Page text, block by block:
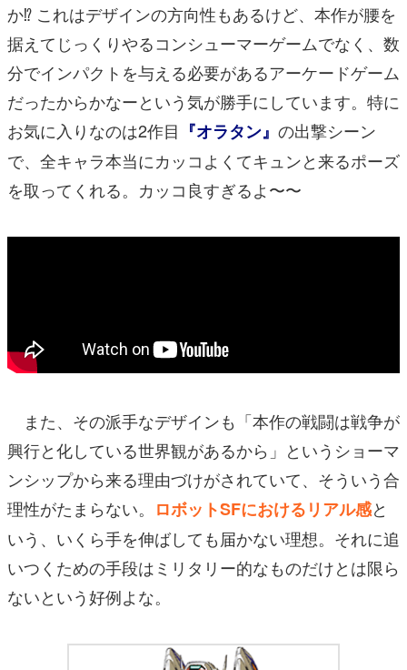
か⁉︎ これはデザインの方向性もあるけど、本作が腰を
据えてじっくりやるコンシューマーゲームでなく、数
分でインパクトを与える必要があるアーケードゲーム
だったからかなーという気が勝手にしています。特に
お気に入りなのは2作目 『オラタン』 の出撃シーン
で、全キャラ本当にカッコよくてキュンと来るポーズ
を取ってくれる。カッコ良すぎるよ〜〜
また、その派手なデザインも「本作の戦闘は戦争が
興行と化している世界観があるから」というショーマ
ンシップから来る理由づけがされていて、そういう合
理性がたまらない。 ロボットSFにおけるリアル感と
いう、いくら手を伸ばしても届かない理想。それに追
いつくための手段はミリタリー的なものだけとは限ら
ないという好例よな。